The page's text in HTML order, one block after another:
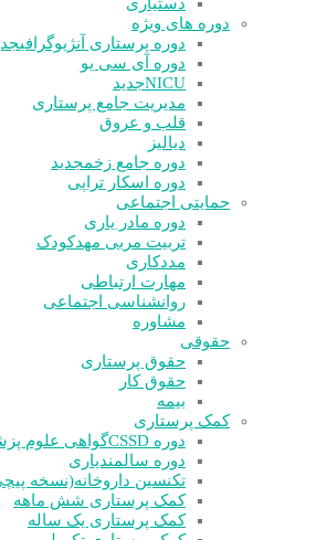
دوره های ویژه
دوره پرستاری آنژیوگرافی
دوره آی سی یو
NICUجدید
مدیریت جامع پرستاری
قلب و عروق
دیالیز
دوره جامع زخمجدید
دوره اسکار تراپی
حمایتی اجتماعی
دوره مادر یاری
تربیت مربی مهدکودک
مددکاری
مهارت ارتباطی
روانشناسی اجتماعی
مشاوره
حقوقی
حقوق پرستاری
حقوق کار
بیمه
کمک پرستاری
دوره CSSD
گواهی علوم
دوره سالمندیاری
تکنسین داروخانه(نسخه
کمک پرستاری شش ماهه
کمک پرستاری یک ساله